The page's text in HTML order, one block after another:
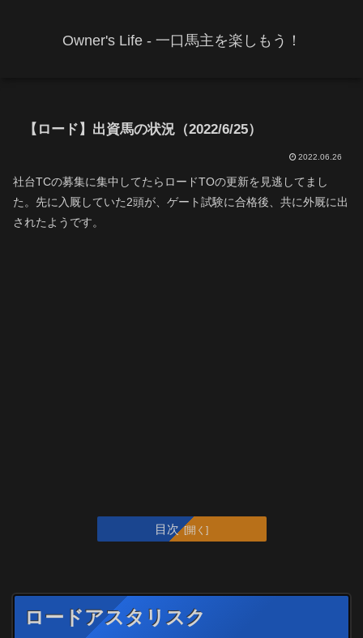
Owner's Life - 一口馬主を楽しもう！
【ロード】出資馬の状況（2022/6/25）
2022.06.26
社台TCの募集に集中してたらロードTOの更新を見逃してまし
た。先に入厩していた2頭が、ゲート試験に合格後、共に外厩に出
されたようです。
目次
ロードアスタリスク